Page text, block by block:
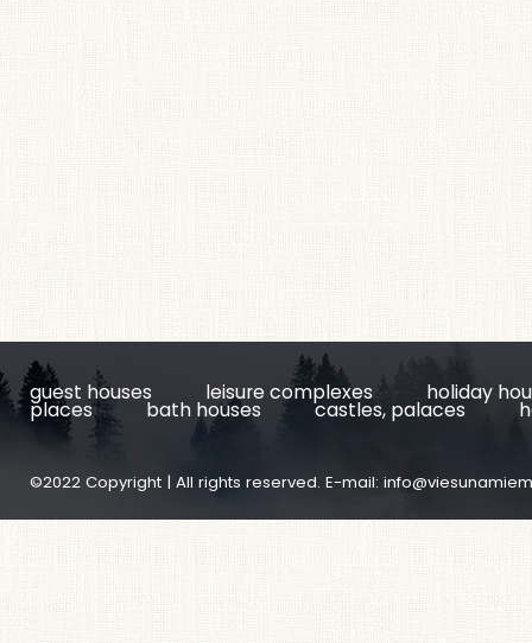
guest houses leisure complexes holiday
places bath houses castles, palaces
©2022 Copyright | All rights reserved. E-mail: